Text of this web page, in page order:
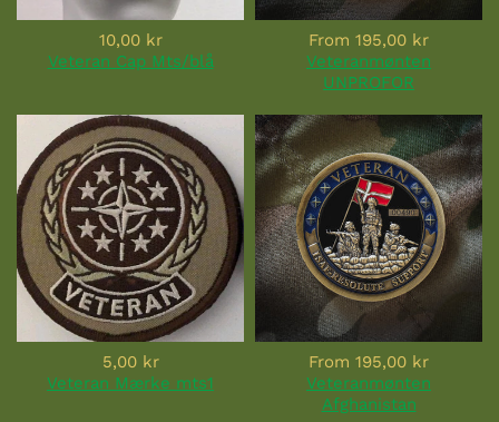
10,00 kr
Veteran Cap Mts/blå
From 195,00 kr
Veteranmønten
UNPROFOR
5,00 kr
Veteran Mærke mts1
From 195,00 kr
Veteranmønten
Afghanistan